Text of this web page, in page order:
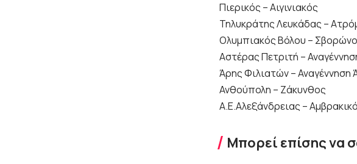
Πιερικός – Αιγινιακός
Τηλυκράτης Λευκάδας –
Ολυμπιακός Βόλου –
Αστέρας Πετριτή –
Άρης Φιλιατών – Αναγέννηση
Ανθούπολη – Ζάκυνθος
Α.Ε.Αλεξάνδρειας –
Μπορεί επίσης να